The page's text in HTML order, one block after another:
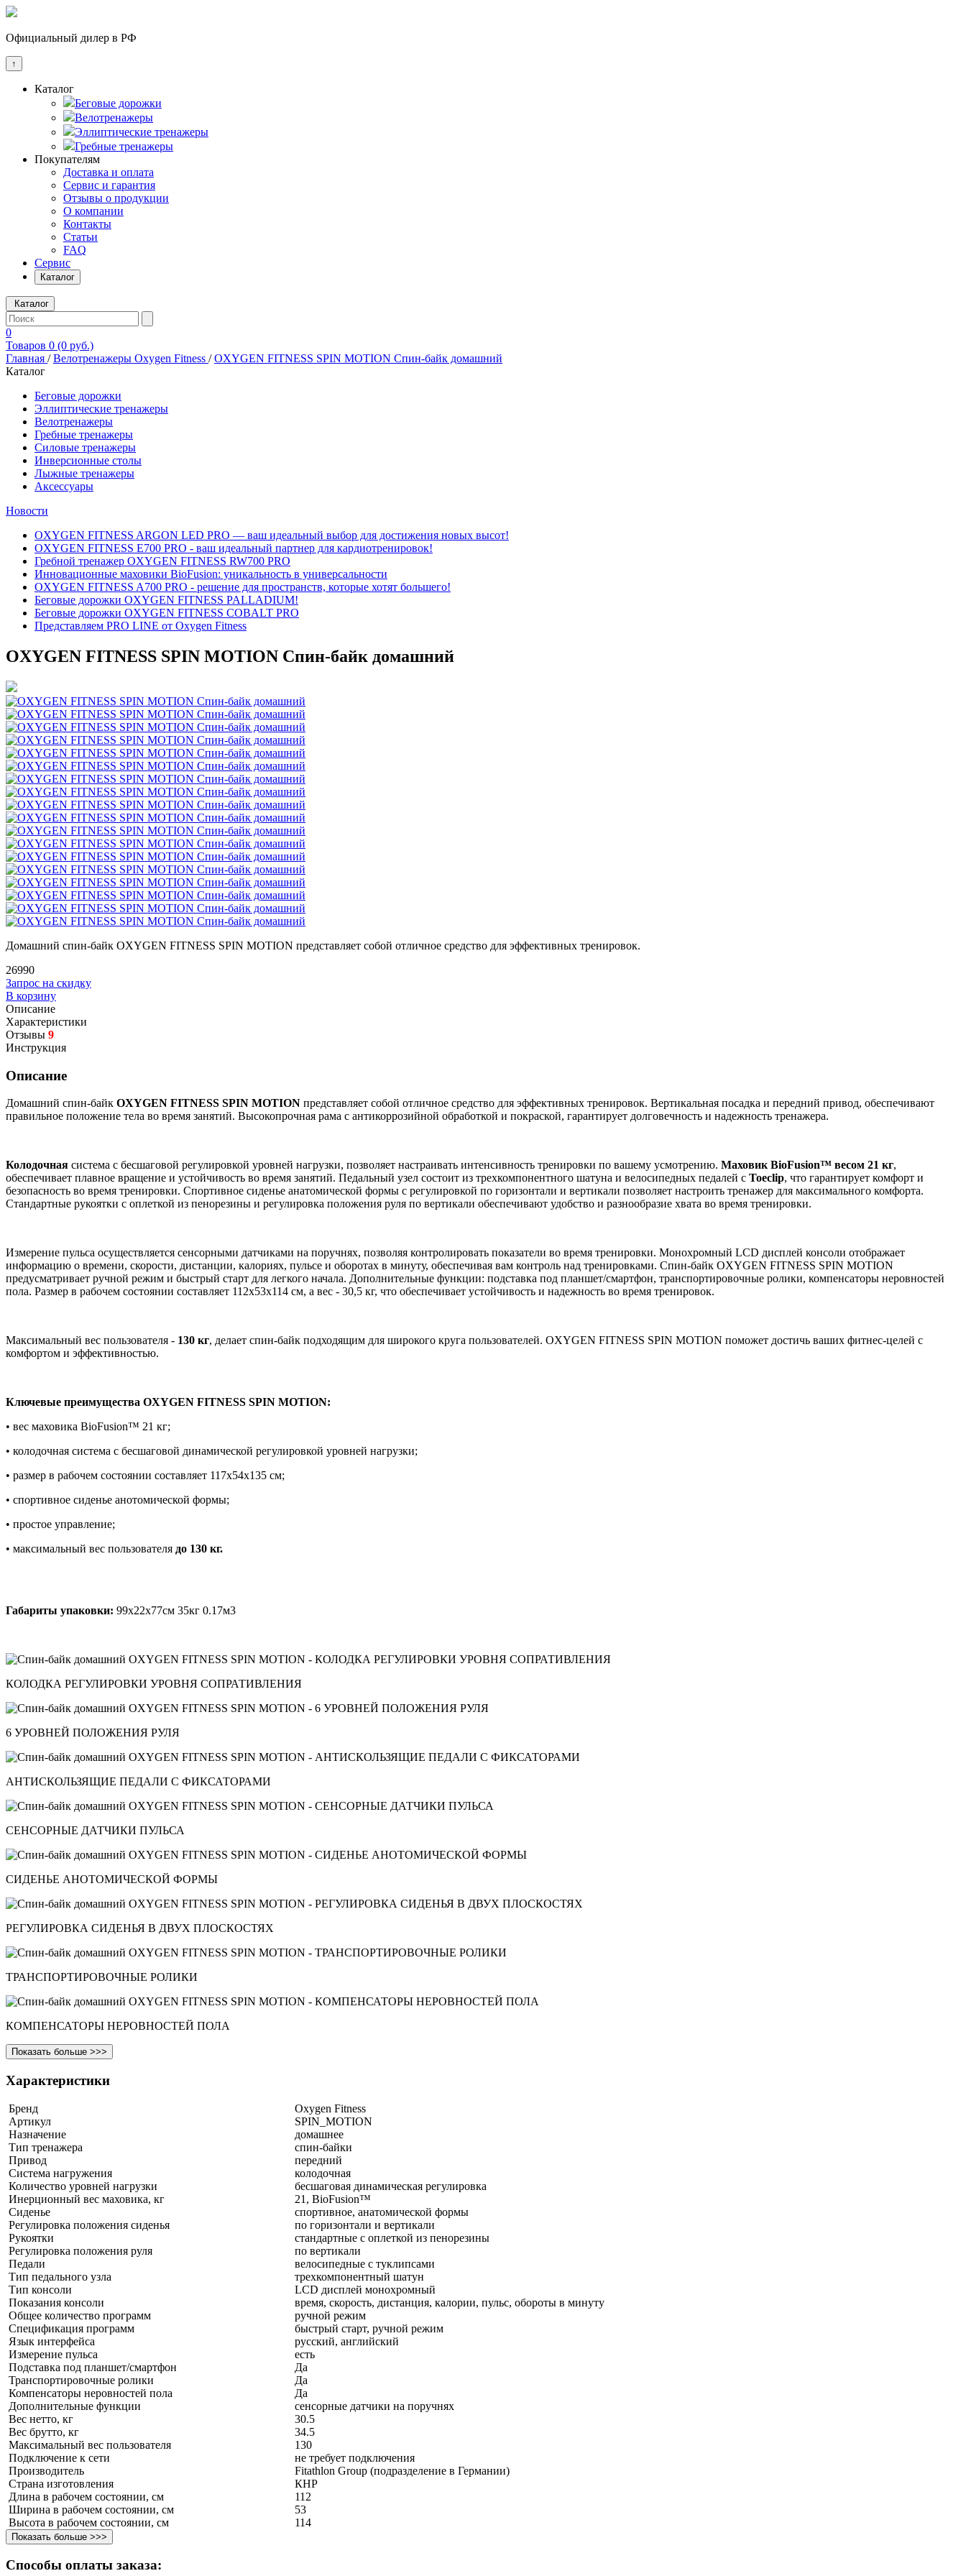
Официальный дилер в РФ
↑
Каталог
Беговые дорожки
Велотренажеры
Эллиптические тренажеры
Гребные тренажеры
Покупателям
Доставка и оплата
Сервис и гарантия
Отзывы о продукции
О компании
Контакты
Статьи
FAQ
Сервис
Каталог
Каталог
0
Товаров 0 (0 руб.)
Главная /Велотренажеры Oxygen Fitness /OXYGEN FITNESS SPIN MOTION Спин-байк домашний
Каталог
Беговые дорожки
Эллиптические тренажеры
Велотренажеры
Гребные тренажеры
Силовые тренажеры
Инверсионные столы
Лыжные тренажеры
Аксессуары
Новости
OXYGEN FITNESS ARGON LED PRO — ваш идеальный выбор для достижения новых высот!
OXYGEN FITNESS E700 PRO - ваш идеальный партнер для кардиотренировок!
Гребной тренажер OXYGEN FITNESS RW700 PRO
Инновационные маховики BioFusion: уникальность в универсальности
OXYGEN FITNESS A700 PRO - решение для пространств, которые хотят большего!
Беговые дорожки OXYGEN FITNESS PALLADIUM!
Беговые дорожки OXYGEN FITNESS COBALT PRO
Представляем PRO LINE от Oxygen Fitness
OXYGEN FITNESS SPIN MOTION Спин-байк домашний
Домашний спин-байк OXYGEN FITNESS SPIN MOTION представляет собой отличное средство для эффективных тренировок.
26990
Запрос на скидку
В корзину
Описание
Характеристики
Отзывы 9
Инструкция
Описание
Домашний спин-байк OXYGEN FITNESS SPIN MOTION представляет собой отличное средство для эффективных тренировок. Вертикальная посадка и передний привод, обеспечивают
правильное положение тела во время занятий. Высокопрочная рама с антикоррозийной обработкой и покраской, гарантирует долговечность и надежность тренажера.
Колодочная система с бесшаговой регулировкой уровней нагрузки, позволяет настраивать интенсивность тренировки по вашему усмотрению. Маховик BioFusion™ весом 21 кг,
обеспечивает плавное вращение и устойчивость во время занятий. Педальный узел состоит из трехкомпонентного шатуна и велосипедных педалей с Toeclip, что гарантирует комфорт и
безопасность во время тренировки. Спортивное сиденье анатомической формы с регулировкой по горизонтали и вертикали позволяет настроить тренажер для максимального комфорта.
Стандартные рукоятки с оплеткой из пенорезины и регулировка положения руля по вертикали обеспечивают удобство и разнообразие хвата во время тренировки.
Измерение пульса осуществляется сенсорными датчиками на поручнях, позволяя контролировать показатели во время тренировки. Монохромный LCD дисплей консоли отображает
информацию о времени, скорости, дистанции, калориях, пульсе и оборотах в минуту, обеспечивая вам контроль над тренировками. Спин-байк OXYGEN FITNESS SPIN MOTION
предусматривает ручной режим и быстрый старт для легкого начала. Дополнительные функции: подставка под планшет/смартфон, транспортировочные ролики, компенсаторы неровностей
пола. Размер в рабочем состоянии составляет 112x53x114 см, а вес - 30,5 кг, что обеспечивает устойчивость и надежность во время тренировок.
Максимальный вес пользователя - 130 кг, делает спин-байк подходящим для широкого круга пользователей. OXYGEN FITNESS SPIN MOTION поможет достичь ваших фитнес-целей с
комфортом и эффективностью.
Ключевые преимущества OXYGEN FITNESS SPIN MOTION:
• вес маховика BioFusion™ 21 кг;
• колодочная система с бесшаговой динамической регулировкой уровней нагрузки;
• размер в рабочем состоянии составляет 117x54x135 см;
• спортивное сиденье анотомической формы;
• простое управление;
• максимальный вес пользователя до 130 кг.
Габариты упаковки: 99х22х77см 35кг 0.17м3
КОЛОДКА РЕГУЛИРОВКИ УРОВНЯ СОПРАТИВЛЕНИЯ
6 УРОВНЕЙ ПОЛОЖЕНИЯ РУЛЯ
АНТИСКОЛЬЗЯЩИЕ ПЕДАЛИ С ФИКСАТОРАМИ
СЕНСОРНЫЕ ДАТЧИКИ ПУЛЬСА
СИДЕНЬЕ АНОТОМИЧЕСКОЙ ФОРМЫ
РЕГУЛИРОВКА СИДЕНЬЯ В ДВУХ ПЛОСКОСТЯХ
ТРАНСПОРТИРОВОЧНЫЕ РОЛИКИ
КОМПЕНСАТОРЫ НЕРОВНОСТЕЙ ПОЛА
Показать больше >>>
Характеристики
Бренд
Oxygen Fitness
Артикул
SPIN_MOTION
Назначение
домашнее
Тип тренажера
спин-байки
Привод
передний
Система нагружения
колодочная
Количество уровней нагрузки
бесшаговая динамическая регулировка
Инерционный вес маховика, кг
21, BioFusion™
Сиденье
спортивное, анатомической формы
Регулировка положения сиденья
по горизонтали и вертикали
Рукоятки
стандартные с оплеткой из пенорезины
Регулировка положения руля
по вертикали
Педали
велосипедные с туклипсами
Тип педального узла
трехкомпонентный шатун
Тип консоли
LCD дисплей монохромный
Показания консоли
время, скорость, дистанция, калории, пульс, обороты в минуту
Общее количество программ
ручной режим
Спецификация программ
быстрый старт, ручной режим
Язык интерфейса
русский, английский
Измерение пульса
есть
Подставка под планшет/смартфон
Да
Транспортировочные ролики
Да
Компенсаторы неровностей пола
Да
Дополнительные функции
сенсорные датчики на поручнях
Вес нетто, кг
30.5
Вес брутто, кг
34.5
Максимальный вес пользователя
130
Подключение к сети
не требует подключения
Производитель
Fitathlon Group (подразделение в Германии)
Страна изготовления
КНР
Длина в рабочем состоянии, см
112
Ширина в рабочем состоянии, см
53
Высота в рабочем состоянии, см
114
Показать больше >>>
Способы оплаты заказа: